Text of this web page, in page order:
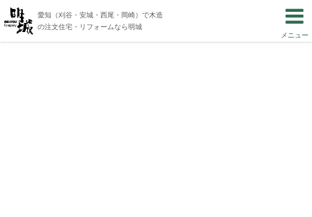
愛知（刈谷・安城・西尾・岡崎）で木造
の注文住宅・リフォームなら明城
メニュー